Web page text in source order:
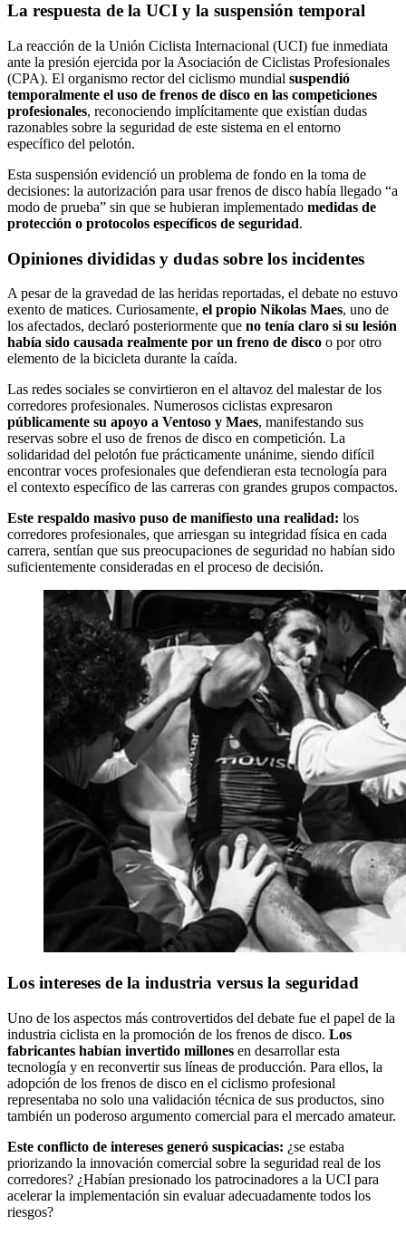
La respuesta de la UCI y la suspensión temporal
La reacción de la Unión Ciclista Internacional (UCI) fue inmediata
ante la presión ejercida por la Asociación de Ciclistas Profesionales
(CPA). El organismo rector del ciclismo mundial suspendió
temporalmente el uso de frenos de disco en las competiciones
profesionales, reconociendo implícitamente que existían dudas
razonables sobre la seguridad de este sistema en el entorno
específico del pelotón.
Esta suspensión evidenció un problema de fondo en la toma de
decisiones: la autorización para usar frenos de disco había llegado “a
modo de prueba” sin que se hubieran implementado medidas de
protección o protocolos específicos de seguridad.
Opiniones divididas y dudas sobre los incidentes
A pesar de la gravedad de las heridas reportadas, el debate no estuvo
exento de matices. Curiosamente, el propio Nikolas Maes, uno de
los afectados, declaró posteriormente que no tenía claro si su lesión
había sido causada realmente por un freno de disco o por otro
elemento de la bicicleta durante la caída.
Las redes sociales se convirtieron en el altavoz del malestar de los
corredores profesionales. Numerosos ciclistas expresaron
públicamente su apoyo a Ventoso y Maes, manifestando sus
reservas sobre el uso de frenos de disco en competición. La
solidaridad del pelotón fue prácticamente unánime, siendo difícil
encontrar voces profesionales que defendieran esta tecnología para
el contexto específico de las carreras con grandes grupos compactos.
Este respaldo masivo puso de manifiesto una realidad: los
corredores profesionales, que arriesgan su integridad física en cada
carrera, sentían que sus preocupaciones de seguridad no habían sido
suficientemente consideradas en el proceso de decisión.
Los intereses de la industria versus la seguridad
Uno de los aspectos más controvertidos del debate fue el papel de la
industria ciclista en la promoción de los frenos de disco. Los
fabricantes habían invertido millones en desarrollar esta
tecnología y en reconvertir sus líneas de producción. Para ellos, la
adopción de los frenos de disco en el ciclismo profesional
representaba no solo una validación técnica de sus productos, sino
también un poderoso argumento comercial para el mercado amateur.
Este conflicto de intereses generó suspicacias: ¿se estaba
priorizando la innovación comercial sobre la seguridad real de los
corredores? ¿Habían presionado los patrocinadores a la UCI para
acelerar la implementación sin evaluar adecuadamente todos los
riesgos?